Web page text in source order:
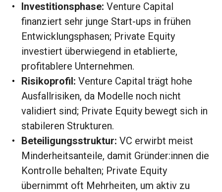
Investitionsphase: Venture Capital
finanziert sehr junge Start-ups in frühen
Entwicklungsphasen; Private Equity
investiert überwiegend in etablierte,
profitablere Unternehmen.
Risikoprofil: Venture Capital trägt hohe
Ausfallrisiken, da Modelle noch nicht
validiert sind; Private Equity bewegt sich in
stabileren Strukturen.
Beteiligungsstruktur: VC erwirbt meist
Minderheitsanteile, damit Gründer:innen die
Kontrolle behalten; Private Equity
übernimmt oft Mehrheiten, um aktiv zu